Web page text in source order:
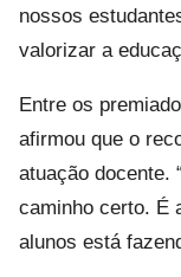
nossos
valorizar a
Entre os
afirmou que o
atuação docente.
caminho certo. É
alunos está